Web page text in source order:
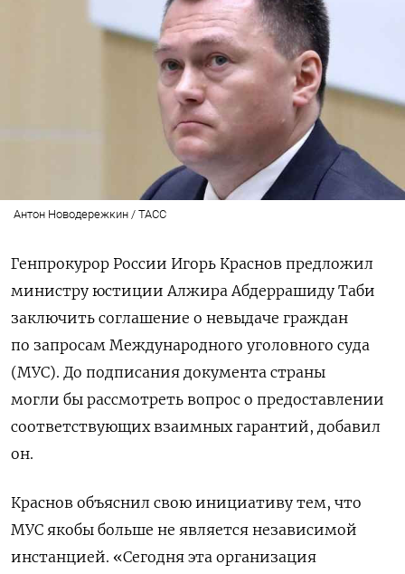
Антон Новодережкин / ТАСС
Генпрокурор России Игорь Краснов предложил
министру юстиции Алжира Абдеррашиду Таби
заключить соглашение о невыдаче граждан
по запросам Международного уголовного суда
(МУС). До подписания документа страны
могли бы рассмотреть вопрос о предоставлении
соответствующих взаимных гарантий, добавил
он.
Краснов объяснил свою инициативу тем, что
МУС якобы больше не является независимой
инстанцией. «Сегодня эта организация